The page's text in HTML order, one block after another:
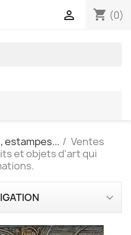
shopping_cart (0)

estampes...
Ventes
et objets d'art qui